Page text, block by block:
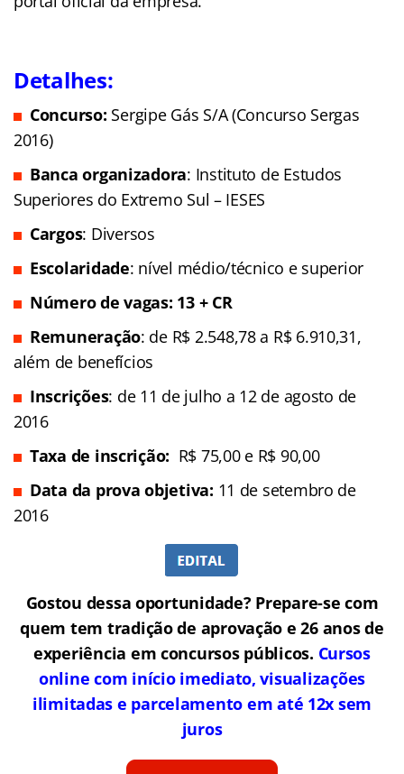
Detalhes:
Concurso: Sergipe Gás S/A (Concurso Sergas
2016)
Banca organizadora: Instituto de Estudos
Superiores do Extremo Sul – IESES
Cargos: Diversos
Escolaridade: nível médio/técnico e superior
Número de vagas: 13 + CR
Remuneração: de R$ 2.548,78 a R$ 6.910,31,
além de benefícios
Inscrições: de 11 de julho a 12 de agosto de
2016
Taxa de inscrição: R$ 75,00 e R$ 90,00
Data da prova objetiva: 11 de setembro de
2016
Gostou dessa oportunidade? Prepare-se com
quem tem tradição de aprovação e 26 anos de
experiência em concursos públicos. Cursos
online com início imediato, visualizações
ilimitadas e parcelamento em até 12x sem
juros